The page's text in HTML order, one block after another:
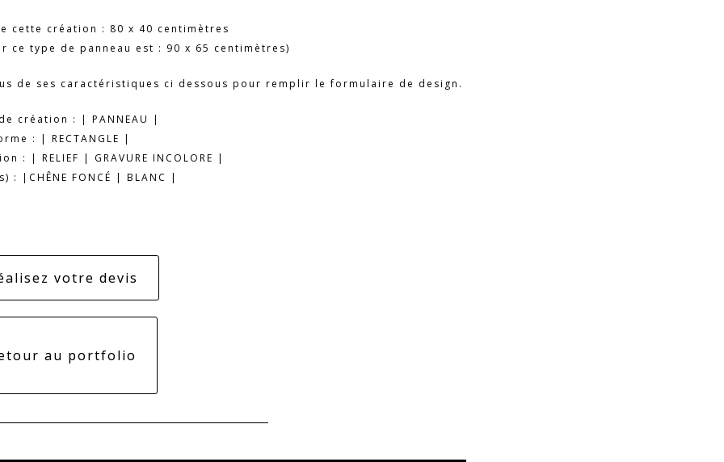
cette création : 80 x 40 centimètres
ce type de panneau est : 90 x 65 centimètres)
de ses caractéristiques ci dessous pour remplir le formulaire de design.
création : | PANNEAU |
: | RECTANGLE |
: | RELIEF | GRAVURE INCOLORE |
: |CHÊNE FONCÉ | BLANC |
votre devis
au portfolio